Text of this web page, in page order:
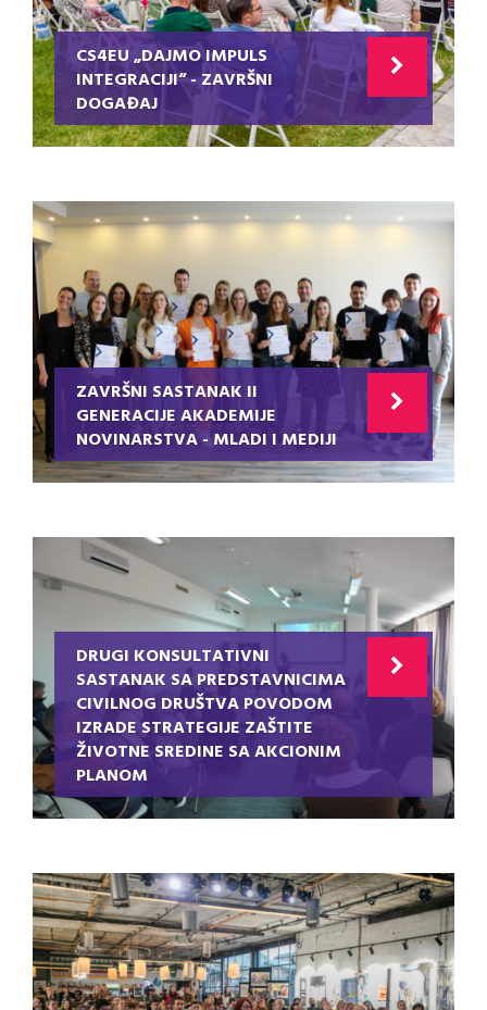
CS4EU „DAJMO IMPULS
INTEGRACIJI“ - ZAVRŠNI
DOGAĐAJ
ZAVRŠNI SASTANAK II
GENERACIJE AKADEMIJE
NOVINARSTVA - MLADI I MEDIJI
DRUGI KONSULTATIVNI
SASTANAK SA PREDSTAVNICIMA
CIVILNOG DRUŠTVA POVODOM
IZRADE STRATEGIJE ZAŠTITE
ŽIVOTNE SREDINE SA AKCIONIM
PLANOM